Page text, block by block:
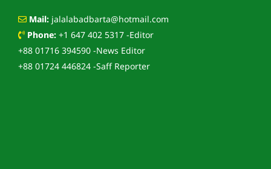
Mail: jalalabadbarta@hotmail.com
Phone: +1 647 402 5317 -Editor
+88 01716 394590 -News Editor
+88 01724 446824 -Saff Reporter